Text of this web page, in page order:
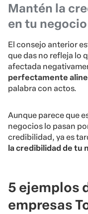
Mantén la
en tu negocio
El consejo anterior
que das no refleja lo
afectada
perfectamente
palabra con actos.
Aunque parece que
negocios lo pasan
credibilidad, ya es
la credibilidad de tu
5 ejemplos
empresas